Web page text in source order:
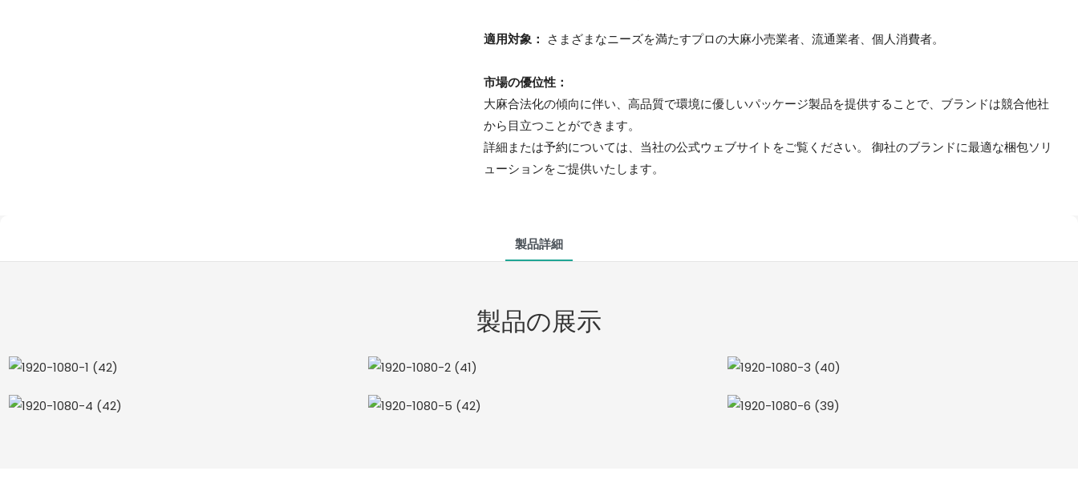
適用対象： さまざまなニーズを満たすプロの大麻小売業者、流通業者、個人消費者。
市場の優位性：
大麻合法化の傾向に伴い、高品質で環境に優しいパッケージ製品を提供することで、ブランドは競合他社
から目立つことができます。
詳細または予約については、当社の公式ウェブサイトをご覧ください。 御社のブランドに最適な梱包ソリ
ューションをご提供いたします。
製品詳細
製品の展示